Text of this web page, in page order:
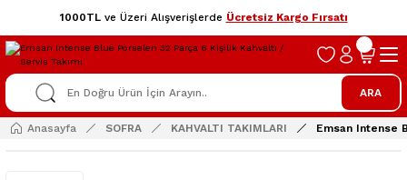
1000TLve Üzeri Alışverişlerde Ücretsiz Kargo Fırsatı
ARA
Anasayfa SOFRA KAHVALTI TAKIMLARI Emsan Intense